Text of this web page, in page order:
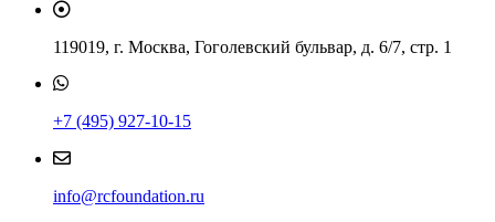
119019, г. Москва, Гоголевский бульвар, д. 6/7, стр. 1
+7 (495) 927-10-15
info@rcfoundation.ru